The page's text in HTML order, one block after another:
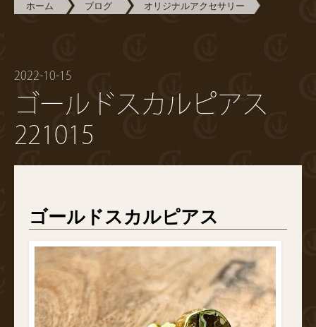
ホーム ブログ オリジナルアクセサリー
2022-10-15
ゴールドスカルピアス
221015
ゴールドスカルピアス